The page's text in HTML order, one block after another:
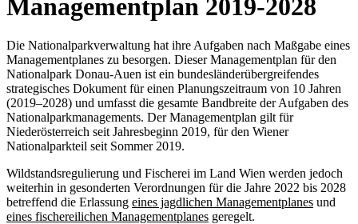
Managementplan 2019-2028
Die Nationalparkverwaltung hat ihre Aufgaben nach Maßgabe eines
Managementplanes zu besorgen. Dieser Managementplan für den
Nationalpark Donau-Auen ist ein bundesländerübergreifendes
strategisches Dokument für einen Planungszeitraum von 10 Jahren
(2019–2028) und umfasst die gesamte Bandbreite der Aufgaben des
Nationalparkmanagements. Der Managementplan gilt für
Niederösterreich seit Jahresbeginn 2019, für den Wiener
Nationalparkteil seit Sommer 2019.
Wildstandsregulierung und Fischerei im Land Wien werden jedoch
weiterhin in gesonderten Verordnungen für die Jahre 2022 bis 2028
betreffend die Erlassung eines jagdlichen Managementplanes und
eines fischereilichen Managementplanes geregelt.